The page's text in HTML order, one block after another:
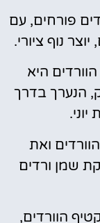
פורחים, עם
נוף ציורי.
היא
הנערך בדרך
ואת
שמן ורדים
הוורדים,